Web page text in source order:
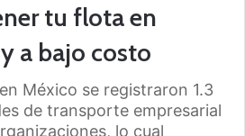
tu flota en
a bajo costo
México se registraron 1.3
de transporte empresarial
lo cual